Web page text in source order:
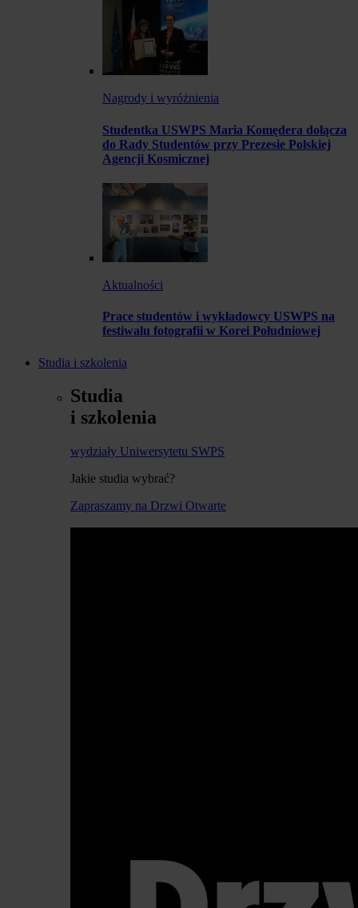
Nagrody i wyróżnienia
Studentka USWPS Maria Komędera dołącza
do Rady Studentów przy Prezesie Polskiej
Agencji Kosmicznej
Aktualności
Prace studentów i wykładowcy USWPS na
festiwalu fotografii w Korei Południowej
Studia i szkolenia
Studia
i szkolenia
wydziały Uniwersytetu SWPS
Jakie studia wybrać?
Zapraszamy na Drzwi Otwarte